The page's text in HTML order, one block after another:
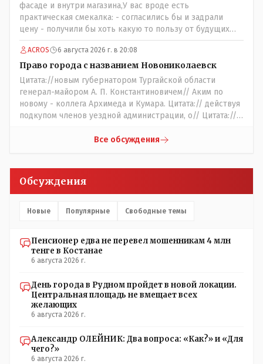
фасаде и внутри магазина,У вас вроде есть
практическая смекалка: - согласились бы и задрали
цену - получили бы хоть какую то пользу от будущих
депутатов, как говориться- с паршивой овцы хоть
шерсти клок, тем более эта тётенька платила бы не со
своего кармана, а с халявных, партийных денег.- думаю
сильно не торговалась бы.
ACROS 6 августа 2026 г. в 20:08
Право города с названием Новониколаевск
Цитата://новым губернатором Тургайской области
генерал-майором А. П. Константиновичем// Аким по
новому - коллега Архимеда и Кумара. Цитата:// действуя
подкупом членов уездной администрации, о// Цитата://
Интересно: - тогда был антикорруционный комитет ???
уездного начальника, старшего и младшего помощников
и двух письмоводителей, в уездном управлении
Имелись уездный и ветеринарный врачи, повивальная
города Константиновича в Костанае не назвали улицу и
не установили памятник.// vofkakst: Где ономасты,
Какие проблемы, почему кто то должен делать что то за
вас- - выдвинете идею, создайте инициативную группу,
напишите ходатайство в гор.маслихат и без истерик -
вперёд. Под лежачий камень- вода не потечёт. Насчёт
они найдутся.
Все обсуждения
Обсуждения
Новые Популярные Свободные темы
Пенсионер едва не перевел мошенникам 4 млн
тенге в Костанае
6 августа 2026 г.
День города в Рудном пройдет в новой локации.
Центральная площадь не вмещает всех
желающих
6 августа 2026 г.
Александр ОЛЕЙНИК: Два вопроса: «Как?» и «Для
чего?»
6 августа 2026 г.